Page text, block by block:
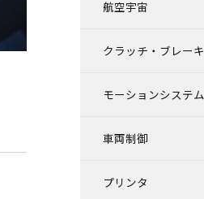
航空宇宙
クラッチ・ブレーキ
モーションシステム
車両制御
プリンタ